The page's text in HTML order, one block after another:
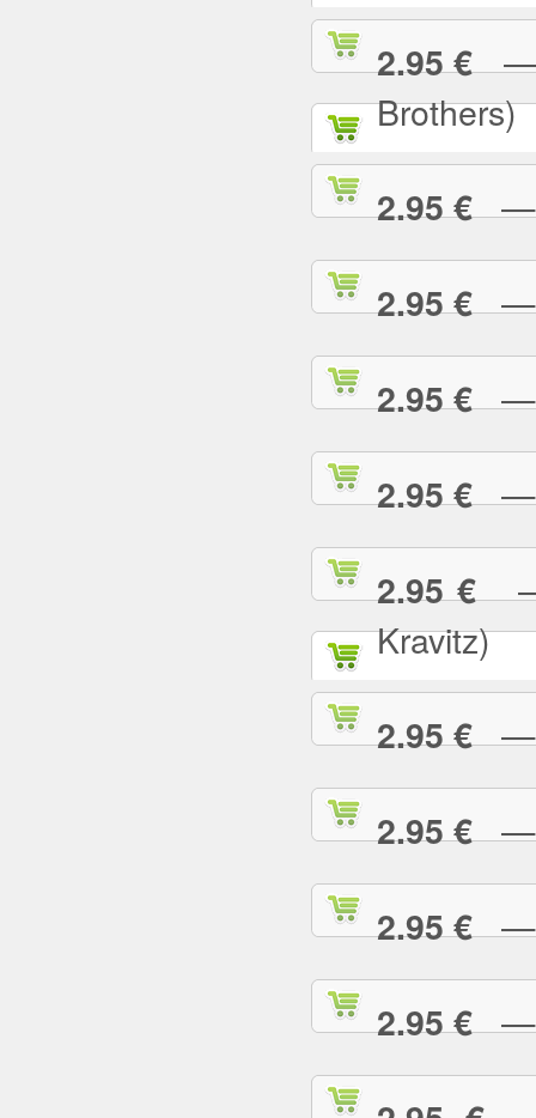
2.95 €—
Brothers)
2.95 €—
2.95 €—
2.95 €—
2.95 €—
2.95 €—
Kravitz)
2.95 €—
2.95 €—
2.95 €—
2.95 €—